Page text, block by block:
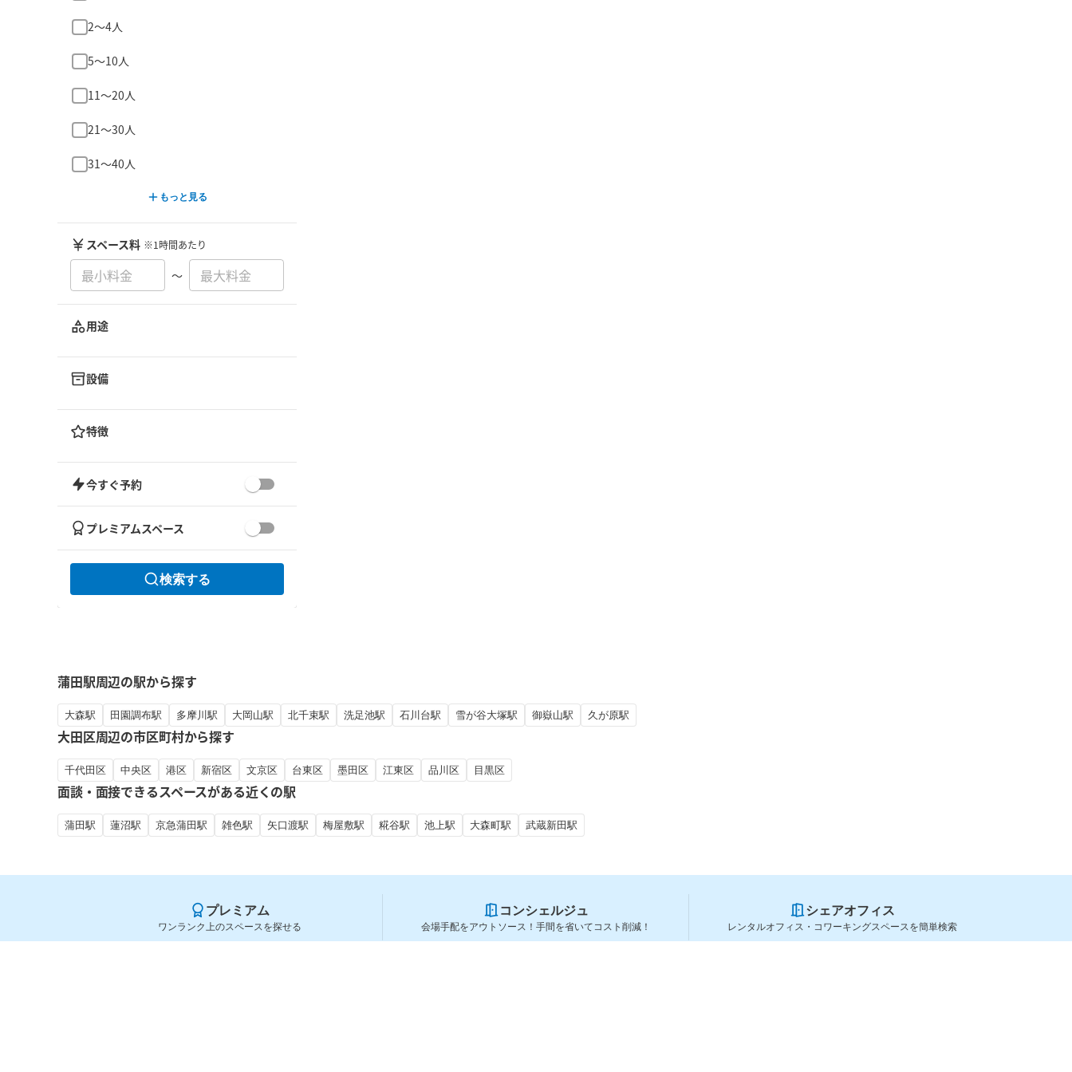
2〜4人
5〜10人
11〜20人
21〜30人
31〜40人
もっと見る
スペース料 ※1時間あたり
〜
用途
設備
特徴
今すぐ予約
プレミアムスペース
検索する
蒲田駅周辺の駅から探す
大森駅 田園調布駅 多摩川駅 大岡山駅 北千束駅 洗足池駅 石川台駅 雪が谷大塚駅 御嶽山駅 久が原駅
大田区周辺の市区町村から探す
千代田区 中央区 港区 新宿区 文京区 台東区 墨田区 江東区 品川区 目黒区
面談・面接できるスペースがある近くの駅
蒲田駅 蓮沼駅 京急蒲田駅 雑色駅 矢口渡駅 梅屋敷駅 糀谷駅 池上駅 大森町駅 武蔵新田駅
プレミアム
ワンランク上のスペースを探せる
コンシェルジュ
会場手配をアウトソース！手間を省いてコスト削減！
シェアオフィス
レンタルオフィス・コワーキングスペースを簡単検索